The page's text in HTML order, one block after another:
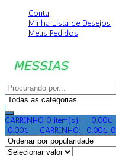
Conta
Minha Lista de Desejos
Meus Pedidos
CARRINHO 0 item(s) - 0.00€
0.00€ CARRINHO: 0.00€ 0